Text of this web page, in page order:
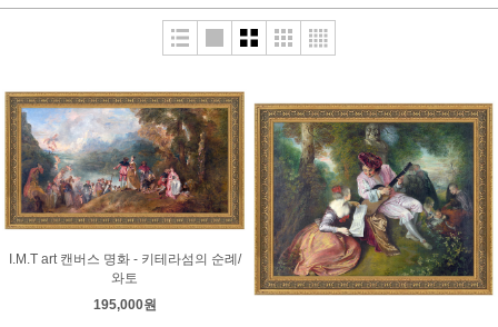
소로야 쇠라 스텁스 시냑
에곤쉴레 엘그레코 와토
카날레토 카라바죠 카바넬
컨스터블 코로 코트 쿠르베 클레 클림트 터너 티쏘
티치아노 팡탱 라투르 푸생 프라고나르 프리드리히 피사로
하예츠 호머 호베마 호쿠사이 기타 화가 이요한성화
I.M.T art 캔버스 명화 - 키테라섬의 순례/
와토
195,000원